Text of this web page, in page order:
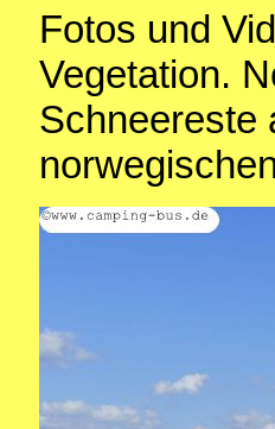
Fotos und
Vegetation.
Schneereste